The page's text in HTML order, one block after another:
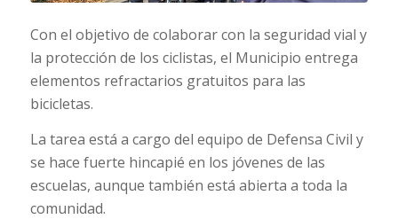
Con el objetivo de colaborar con la seguridad vial y
la protección de los ciclistas, el Municipio entrega
elementos refractarios gratuitos para las
bicicletas.
La tarea está a cargo del equipo de Defensa Civil y
se hace fuerte hincapié en los jóvenes de las
escuelas, aunque también está abierta a toda la
comunidad.